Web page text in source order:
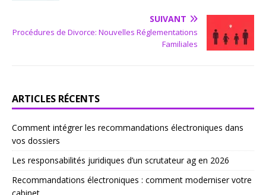
SUIVANT
Procédures de Divorce: Nouvelles Réglementations
Familiales
ARTICLES RÉCENTS
Comment intégrer les recommandations électroniques dans
vos dossiers
Les responsabilités juridiques d’un scrutateur ag en 2026
Recommandations électroniques : comment moderniser votre